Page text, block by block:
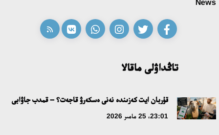
News
تاڭداۋلى ماقالا
قۇربان ايت كەزىندە نەنى ەسكەرۋ قاجەت؟ – قمدب جاۋابى
23:01، 25 مامىر 2026